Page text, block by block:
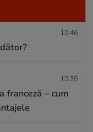
10:46
10:39
franceză – cum